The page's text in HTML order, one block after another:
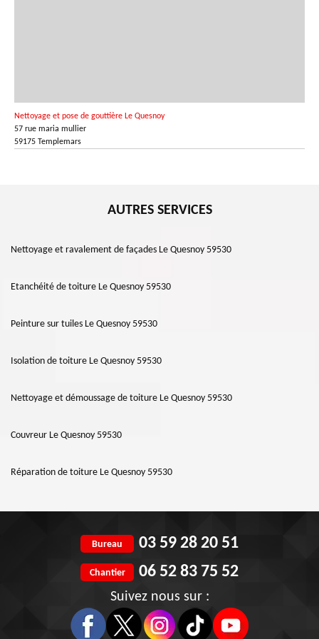
Nettoyage et pose de gouttière Le Quesnoy
57 rue maria mullier
59175 Templemars
AUTRES SERVICES
Nettoyage et ravalement de façades Le Quesnoy 59530
Etanchéité de toiture Le Quesnoy 59530
Peinture sur tuiles Le Quesnoy 59530
Isolation de toiture Le Quesnoy 59530
Nettoyage et démoussage de toiture Le Quesnoy 59530
Couvreur Le Quesnoy 59530
Réparation de toiture Le Quesnoy 59530
Bureau 03 59 28 20 51
Chantier 06 52 83 75 52
Suivez nous sur :